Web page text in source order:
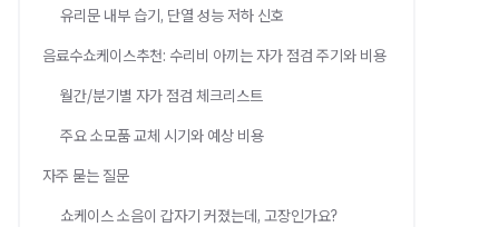
유리문 내부 습기, 단열 성능 저하 신호
음료수쇼케이스추천: 수리비 아끼는 자가 점검 주기와 비용
월간/분기별 자가 점검 체크리스트
주요 소모품 교체 시기와 예상 비용
자주 묻는 질문
쇼케이스 소음이 갑자기 커졌는데, 고장인가요?